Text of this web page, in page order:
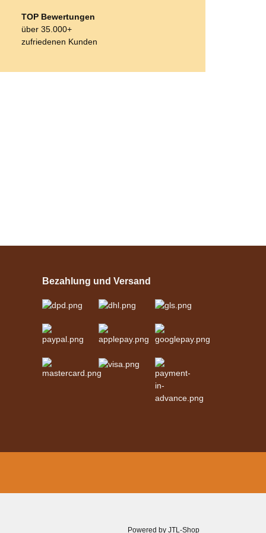
TOP Bewertungen
über 35.000+
zufriedenen Kunden
Schwarz
329,00 €*
Bezahlung und Versand
Powered by JTL-Shop